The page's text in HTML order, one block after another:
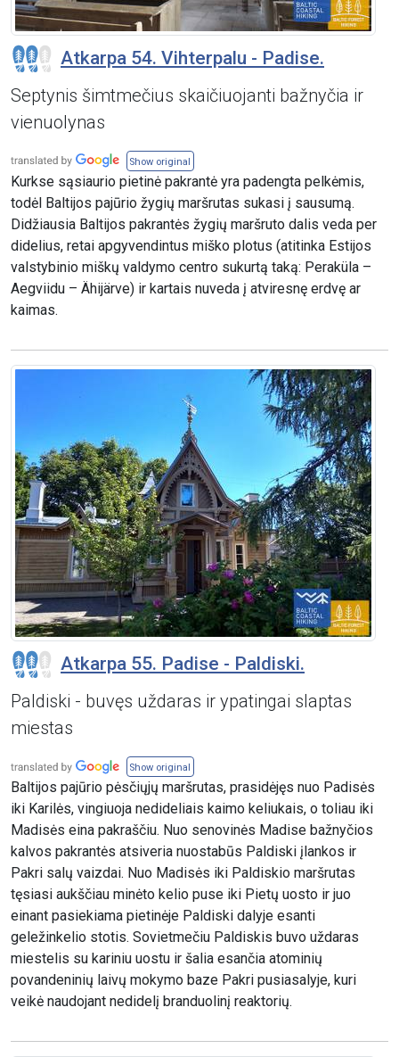
Atkarpa 54. Vihterpalu - Padise.
Septynis šimtmečius skaičiuojanti bažnyčia ir
vienuolynas
Show original
Kurkse sąsiaurio pietinė pakrantė yra padengta pelkėmis,
todėl Baltijos pajūrio žygių maršrutas sukasi į sausumą.
Didžiausia Baltijos pakrantės žygių maršruto dalis veda per
didelius, retai apgyvendintus miško plotus (atitinka Estijos
valstybinio miškų valdymo centro sukurtą taką: Peraküla –
Aegviidu – Ähijärve) ir kartais nuveda į atviresnę erdvę ar
kaimas.
Atkarpa 55. Padise - Paldiski.
Paldiski - buvęs uždaras ir ypatingai slaptas
miestas
Show original
Baltijos pajūrio pėsčiųjų maršrutas, prasidėjęs nuo Padisės
iki Karilės, vingiuoja nedideliais kaimo keliukais, o toliau iki
Madisės eina pakraščiu. Nuo senovinės Madise bažnyčios
kalvos pakrantės atsiveria nuostabūs Paldiski įlankos ir
Pakri salų vaizdai. Nuo Madisės iki Paldiskio maršrutas
tęsiasi aukščiau minėto kelio puse iki Pietų uosto ir juo
einant pasiekiama pietinėje Paldiski dalyje esanti
geležinkelio stotis. Sovietmečiu Paldiskis buvo uždaras
miestelis su kariniu uostu ir šalia esančia atominių
povandeninių laivų mokymo baze Pakri pusiasalyje, kuri
veikė naudojant nedidelį branduolinį reaktorių.